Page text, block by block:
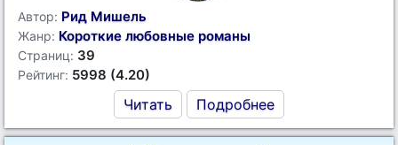
Автор: Рид Мишель
Жанр: Короткие любовные романы
Страниц: 39
Рейтинг: 5998 (4.20)
Читать Подробнее